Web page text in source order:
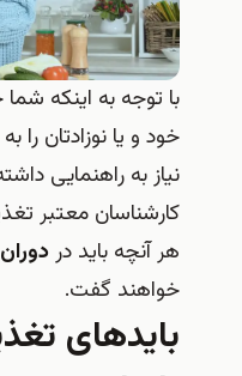
با توجه به اینکه شما
خود و یا نوزادتان را به
نیاز به راهنمایی داشته
کارشناسان معتبر تغذیه
هر آنچه باید دردوران
خواهند گفت.
بایدهای